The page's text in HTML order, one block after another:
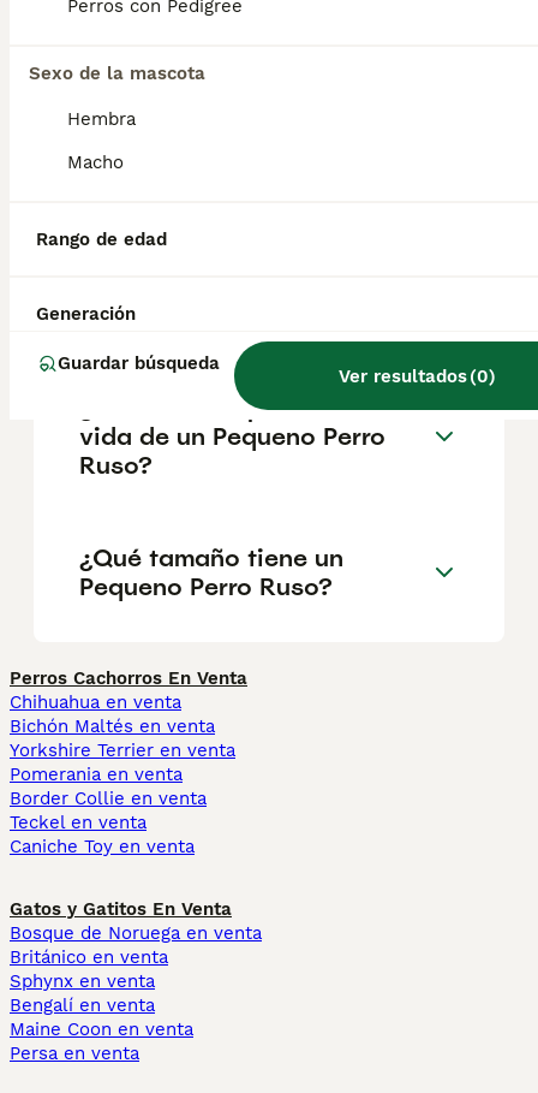
Perros con Pedigree
Sexo de la mascota
Hembra
Macho
Rango de edad
Generación
Guardar búsqueda
Ver resultados(0)
¿Cómo es el carácter de
Pequeno Perro Ruso?
Pequeno Perro Ruso?
¿Cuál es la esperanza de
vida de un Pequeno Perro
Ruso?
¿Qué tamaño tiene un
Pequeno Perro Ruso?
Perros Cachorros En Venta
Chihuahua en venta
Bichón Maltés en venta
Yorkshire Terrier en venta
Pomerania en venta
Border Collie en venta
Teckel en venta
Caniche Toy en venta
Gatos y Gatitos En Venta
Bosque de Noruega en venta
Británico en venta
Sphynx en venta
Bengalí en venta
Maine Coon en venta
Persa en venta